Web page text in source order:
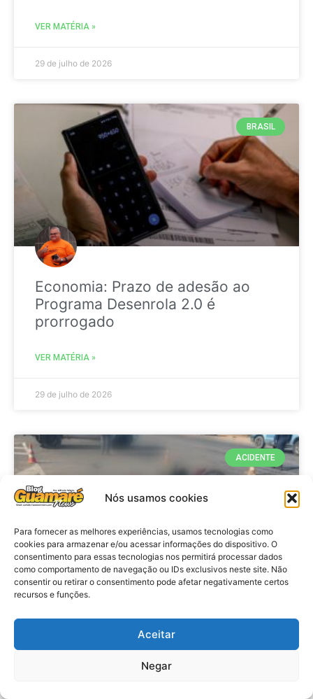
Nós usamos cookies
Para fornecer as melhores experiências, usamos tecnologias como
cookies para armazenar e/ou acessar informações do dispositivo. O
consentimento para essas tecnologias nos permitirá processar dados
como comportamento de navegação ou IDs exclusivos neste site. Não
consentir ou retirar o consentimento pode afetar negativamente certos
recursos e funções.
Aceitar
Negar
VER MATÉRIA »
29 de julho de 2026
BRASIL
Economia: Prazo de adesão ao
Programa Desenrola 2.0 é
prorrogado
VER MATÉRIA »
29 de julho de 2026
ACIDENTE
Acidente: A caminho do trabalho
professora se envolve em
acidente e vai a obito na RN 118
no Alto do Rodrigues, RN